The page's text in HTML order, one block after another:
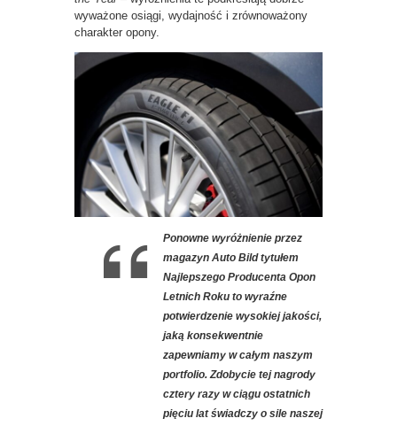
wyważone osiągi, wydajność i zrównoważony
charakter opony.
Ponowne wyróżnienie przez
magazyn Auto Bild tytułem
Najlepszego Producenta Opon
Letnich Roku to wyraźne
potwierdzenie wysokiej jakości,
jaką konsekwentnie
zapewniamy w całym naszym
portfolio. Zdobycie tej nagrody
cztery razy w ciągu ostatnich
pięciu lat świadczy o sile naszej